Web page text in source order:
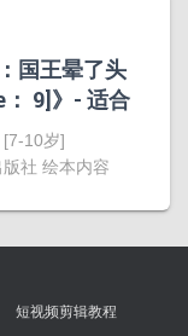
国王晕了头
9]》- 适合
10岁]
社 绘本内容
短视频剪辑教程